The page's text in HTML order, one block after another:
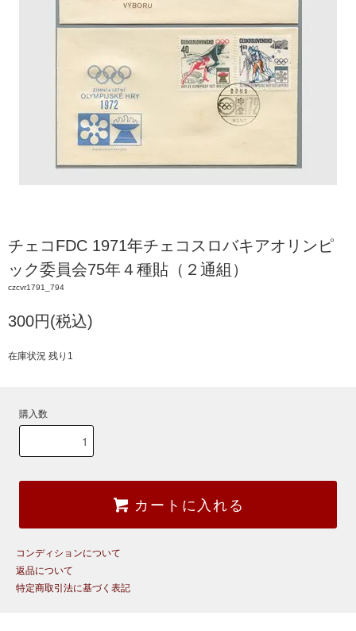
チェコFDC 1971年チェコスロバキアオリンピ
ック委員会75年４種貼（２通組）
czcvr1791_794
300円(税込)
在庫状況 残り1
購入数
カートに入れる
コンディションについて
返品について
特定商取引法に基づく表記